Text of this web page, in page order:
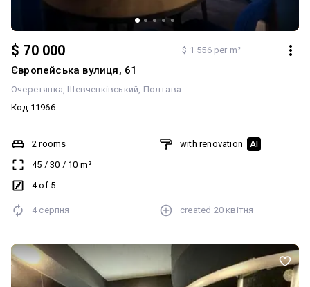
$ 70 000 $ 1 556 per m²
Європейська вулиця, 61
Очеретянка Шевченківський Полтава
Код 11966
2 rooms
45 / 30 / 10 m²
4 of 5
with renovation AI
4 серпня created 20 квітня